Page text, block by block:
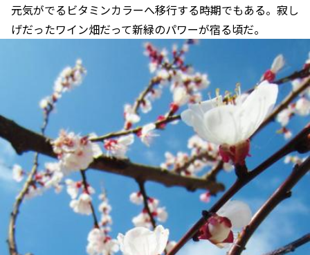
元気がでるビタミンカラーへ移行する時期でもある。寂し
げだったワイン畑だって新緑のパワーが宿る頃だ。